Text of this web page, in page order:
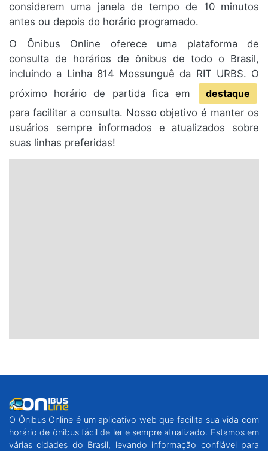
considerem uma janela de tempo de 10 minutos
antes ou depois do horário programado.
O Ônibus Online oferece uma plataforma de
consulta de horários de ônibus de todo o Brasil,
incluindo a Linha 814 Mossunguê da RIT URBS. O
próximo horário de partida fica em
destaque
para facilitar a consulta. Nosso objetivo é manter os
usuários sempre informados e atualizados sobre
suas linhas preferidas!
O Ônibus Online é um aplicativo web que facilita sua vida com
horário de ônibus fácil de ler e sempre atualizado. Estamos em
várias cidades do Brasil, levando informação confiável para